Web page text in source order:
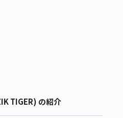
TIGER) の紹介